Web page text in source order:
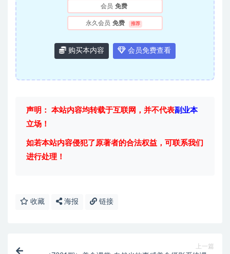
会员 免费
永久会员 免费 推荐
购买本内容 会员免费查看
声明： 本站内容均转载于互联网，并不代表副业本
立场！
如若本站内容侵犯了原著者的合法权益，可联系我们
进行处理！
收藏 海报 链接
上一篇